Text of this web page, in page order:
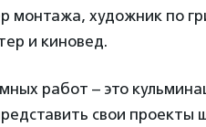
монтажа, художник по
и киновед.
работ – это
свои проекты